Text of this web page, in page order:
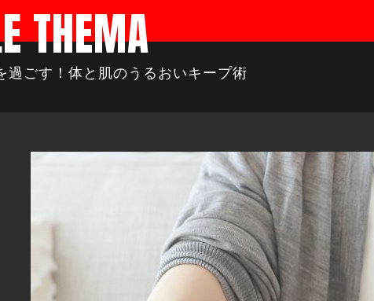
THEMA
過ごす！体と肌のうるおいキープ術